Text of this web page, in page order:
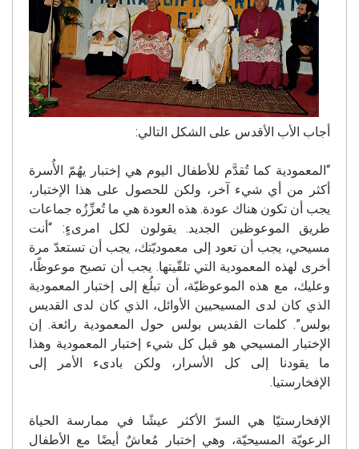
أجاب الأب الأقدس على الشكل التالي:
“المعمودية كما تُقدَّم للأطفال اليوم هي إختبار يهُمّ الأُسرة
أكثر من أي شيء آخر، ولكن للحصول على هذا الإختبار،
يجب أن تكون هناك عودة. هذه العودة هي ما تُعزِّزُه جماعات
طريق الموعوظين الجديد. يقولون لكل امرىءٍ: “أنت
مسيحي، يجب أن تعود إلى معموديّتك، يجب أن تستعدّ مرة
أخرى لهذه المعمودية التي تلقّيتها. يجب أن تصبح موعوظًا،
وعليك، مع هذه الموعوظيّة، أن تبلُغ إلى إختبار المعمودية
الذي كان لدى المسيحيين الأوائل، الذي كان لدى القديس
بولس”. كلمات القديس بولس حول المعمودية رائعة. إن
الإختبار المسيحي هو قبل كل شيء إختبار المعمودية وهذا
ما يقودنا إلى كل الأسرار، ولكن بادىء الأمر إلى
الإفخارستيا.
الإفخارستيّا هي السرّ الأكثر عيشًا في ممارسة الحياة
الرعويّة المسيحيّة، وهي إختبار مُعاشٌ أيضًا مع الأطفال